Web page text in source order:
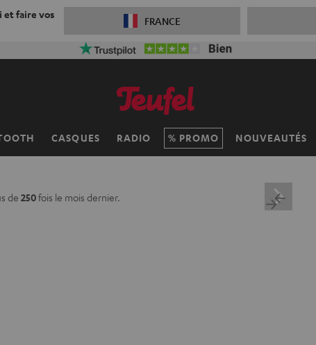
et faire vos
FRANCE
CASQUES RADIO PROMO NOUVEAUTÉS
de 250fois le mois dernier.